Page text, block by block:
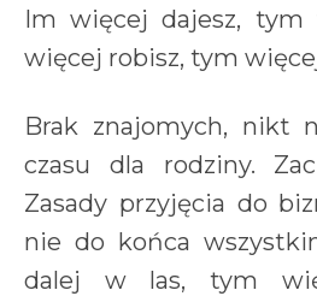
Im więcej dajesz, tym
więcej robisz, tym
Brak znajomych, nikt
czasu dla rodziny.
Zasady przyjęcia do
nie do końca
dalej w las, tym